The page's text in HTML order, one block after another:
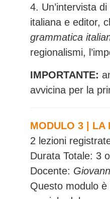
4. Un’intervista
italiana e editor,
grammatica
regionalismi,
IMPORTANTE:
avvicina per la
MODULO 3 | LA
2 lezioni
Durata Totale: 3
Docente:
Questo modulo